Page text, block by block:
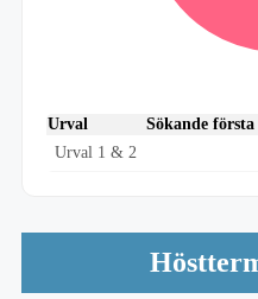
Urval Sökande första
Urval 1 & 2